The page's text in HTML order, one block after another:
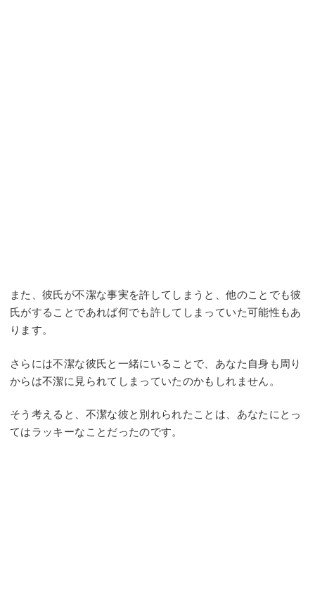
また、彼氏が不潔な事実を許してしまうと、他のことでも彼
氏がすることであれば何でも許してしまっていた可能性もあ
ります。
さらには不潔な彼氏と一緒にいることで、あなた自身も周り
からは不潔に見られてしまっていたのかもしれません。
そう考えると、不潔な彼と別れられたことは、あなたにとっ
てはラッキーなことだったのです。